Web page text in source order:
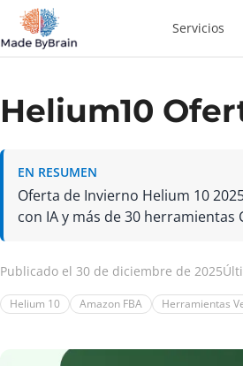
Servicios
Helium10
EN RESUMEN
Oferta de Invierno Helium 10
con IA y más de 30 herramientas
Publicado el 30 de diciembre de 2025
Helium 10 Amazon FBA Herramientas